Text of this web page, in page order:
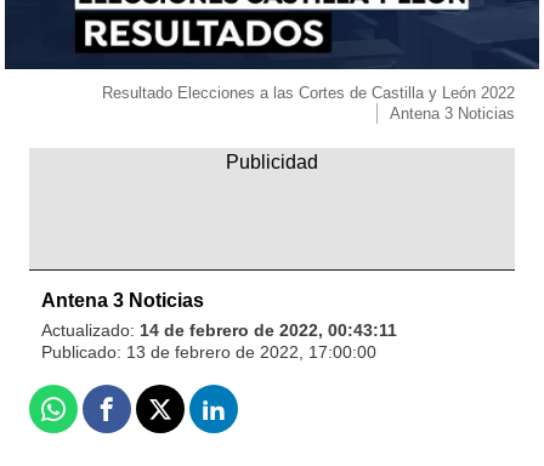
Resultado Elecciones a las Cortes de Castilla y León 2022
Antena 3 Noticias
Antena 3 Noticias
Actualizado: 14 de febrero de 2022, 00:43:11
Publicado: 13 de febrero de 2022, 17:00:00
WhatsappFacebook
X Linkedin